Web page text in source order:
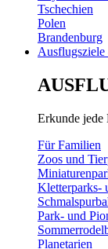
Tschechien
Polen
Brandenburg
Erkunde jede
Für Familien
Zoos und
Kletterparks-
Park- und
Planetarien